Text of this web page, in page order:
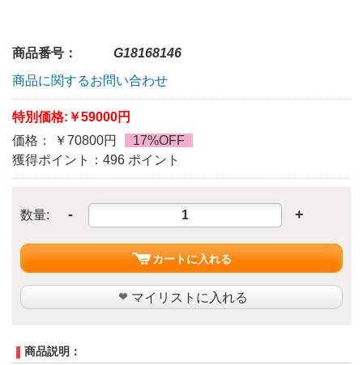
商品番号：
G18168146
商品に関するお問い合わせ
特別価格: ￥59000円
価格： ￥70800円
17%OFF
獲得ポイント：496 ポイント
数量: - +
カートに入れる
マイリストに入れる
商品説明：